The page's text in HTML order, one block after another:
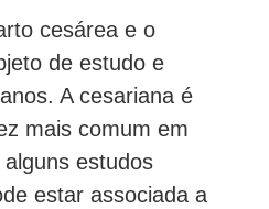
cesárea e o
de estudo e
A cesariana é
mais comum em
estudos
estar associada a